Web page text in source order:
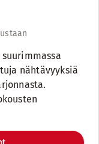
nähtävyyksiä